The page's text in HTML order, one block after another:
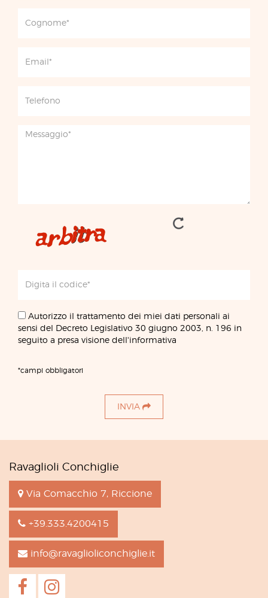
Autorizzo il trattamento dei miei dati personali ai
sensi del Decreto Legislativo 30 giugno 2003, n. 196 in
seguito a presa visione dell'informativa
*campi obbligatori
INVIA
Ravaglioli Conchiglie
Via Comacchio 7, Riccione
+39.333.4200415
info@ravaglioliconchiglie.it